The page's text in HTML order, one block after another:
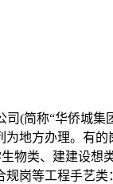
司(简称“华侨城集
地方办理。有的
物类、建建设想
岗等工程手艺